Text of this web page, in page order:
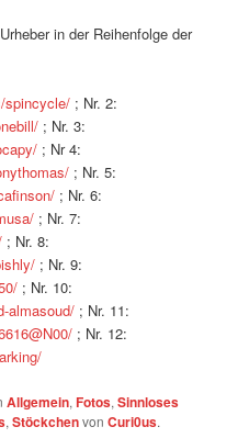
in der Reihenfolge der
spincycle/ ; Nr. 2:
; Nr. 3:
; Nr 4:
; Nr. 5:
; Nr. 6:
; Nr. 7:
; Nr. 8:
; Nr. 9:
; Nr. 10:
almasoud/ ; Nr. 11:
; Nr. 12:
Allgemein,Fotos,Sinnloses
,StöckchenvonCuri0us.